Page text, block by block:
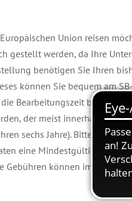
Union reisen
gestellt werden, da Ihre
benötigen Sie Ihren
können Sie bequem am
Bearbeitungszeit beträgt in
der meist innerhalb
sechs Jahre). Bitte prüfen
eine Mindestgültigkeit des
Gebühren können im